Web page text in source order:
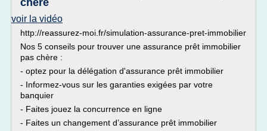
chère
voir la vidéo
http://reassurez-moi.fr/simulation-assurance-pret-immobilier
Nos 5 conseils pour trouver une assurance prêt immobilier
pas chère :
- optez pour la délégation d'assurance prêt immobilier
- Informez-vous sur les garanties exigées par votre
banquier
- Faites jouez la concurrence en ligne
- Faites un changement d’assurance prêt immobilier